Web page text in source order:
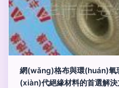
網(wǎng)格布與環(huán)
(xiàn)代絕緣材料的首選解決